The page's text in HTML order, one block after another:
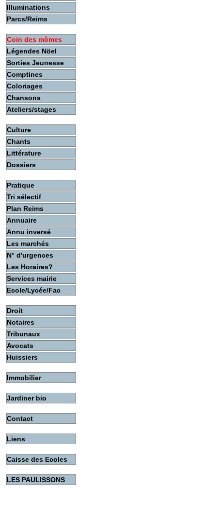
Illuminations
Parcs/Reims
Coin des mômes
Légendes Nöel
Sorties Jeunesse
Comptines
Coloriages
Chansons
Ateliers/stages
Culture
Chants
Littérature
Dossiers
Pratique
Tri sélectif
Plan Reims
Annuaire
Annu inversé
Les marchés
N° d'urgences
Les Horaires?
Services mairie
Ecole/Lycée/Fac
Droit
Notaires
Tribunaux
Avocats
Huissiers
Immobilier
Jardiner bio
Contact
Liens
Caisse des Ecoles
LES PAULISSONS